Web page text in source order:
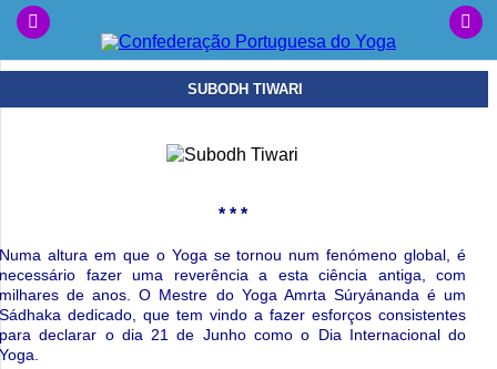
SUBODH TIWARI
* * *
Numa altura em que o Yoga se tornou num fenómeno global, é
necessário fazer uma reverência a esta ciência antiga, com
milhares de anos. O Mestre do Yoga Amrta Súryánanda é um
Sádhaka dedicado, que tem vindo a fazer esforços consistentes
para declarar o dia 21 de Junho como o Dia Internacional do
Yoga.